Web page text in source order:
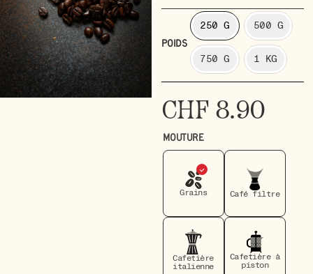
POIDS
250 G 500 G
750 G 1 KG
CHF 8.90
MOUTURE
Grains Café filtre
Cafetière
italienne
Cafetière à
piston